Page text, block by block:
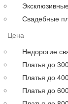
Свадебные
Цена
Недорогие
Платья до
Платья до
Платья до